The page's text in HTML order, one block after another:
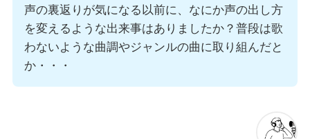
声の裏返りが気になる以前に、なにか声の出し方
を変えるような出来事はありましたか？普段は歌
わないような曲調やジャンルの曲に取り組んだと
か・・・